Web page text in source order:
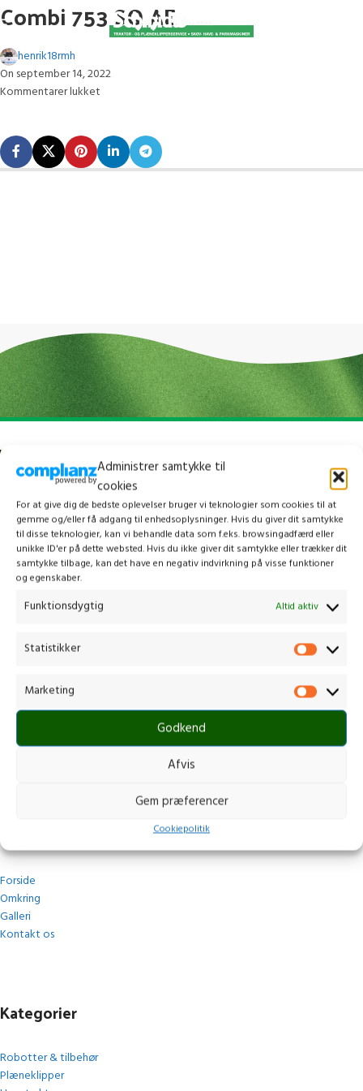
Administrer samtykke til
cookies
For at give dig de bedste oplevelser bruger vi teknologier som cookies til at
gemme og/eller få adgang til enhedsoplysninger. Hvis du giver dit samtykke
til disse teknologier, kan vi behandle data som f.eks. browsingadfærd eller
unikke ID'er på dette websted. Hvis du ikke giver dit samtykke eller trækker dit
samtykke tilbage, kan det have en negativ indvirkning på visse funktioner
og egenskaber.
Funktionsdygtig Altid aktiv
Statistikker
Marketing
Godkend
Afvis
Gem præferencer
Cookiepolitik
Combi 753 SQ AE
henrik18rmh
On september 14, 2022
Kommentarer lukket
Kontakt os
Gammelmark 1, 6630 Rødding
+45 7484 5090
CVR.: 17679082
Navigation
Forside
Omkring
Galleri
Kontakt os
Kategorier
Robotter & tilbehør
Plæneklipper